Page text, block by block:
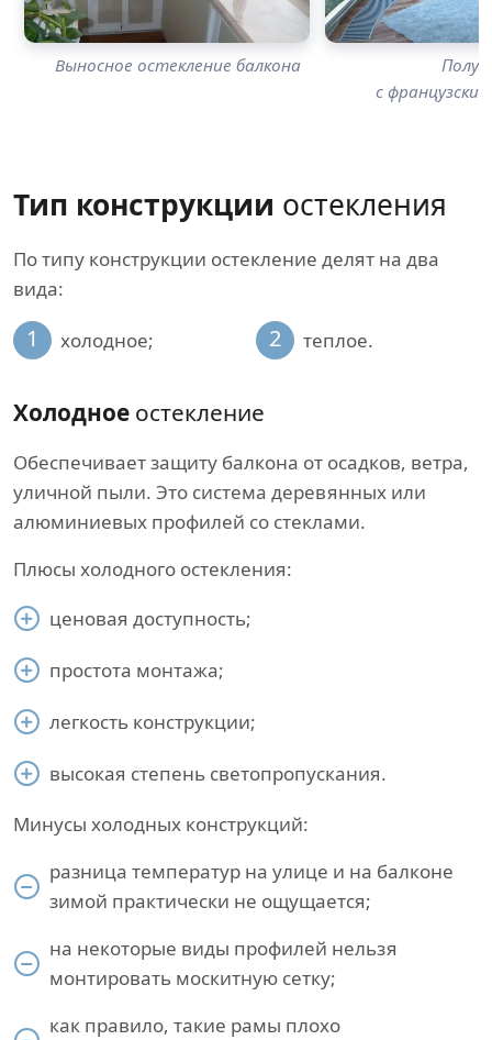
Выносное остекление балкона
с
Тип конструкции остекления
По типу конструкции остекление делят на два
вида:
1 холодное; 2 теплое.
Холодное остекление
Обеспечивает защиту балкона от осадков, ветра,
уличной пыли. Это система деревянных или
алюминиевых профилей со стеклами.
Плюсы холодного остекления:
ценовая доступность;
простота монтажа;
легкость конструкции;
высокая степень светопропускания.
Минусы холодных конструкций:
разница температур на улице и на балконе
зимой практически не ощущается;
на некоторые виды профилей нельзя
монтировать москитную сетку;
как правило, такие рамы плохо